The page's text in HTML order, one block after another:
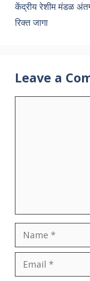
केंद्रीय रेशीम मंडळ
रिक्त जागा
Leave a
Name
Email